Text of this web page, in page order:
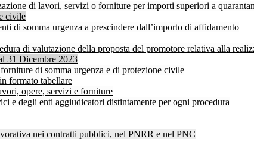
di lavori, servizi o forniture per importi superiori a
civile
di somma urgenza a prescindere dall’importo di affidamento
di valutazione della proposta del promotore relativa alla
31 Dicembre 2023
di somma urgenza e di protezione civile
formato tabellare
opere, servizi e forniture
e degli enti aggiudicatori distintamente per ogni procedura
nei contratti pubblici, nel PNRR e nel PNC